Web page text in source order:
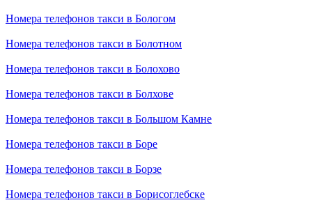
Номера телефонов такси в Бологом
Номера телефонов такси в Болотном
Номера телефонов такси в Болохово
Номера телефонов такси в Болхове
Номера телефонов такси в Большом Камне
Номера телефонов такси в Боре
Номера телефонов такси в Борзе
Номера телефонов такси в Борисоглебске